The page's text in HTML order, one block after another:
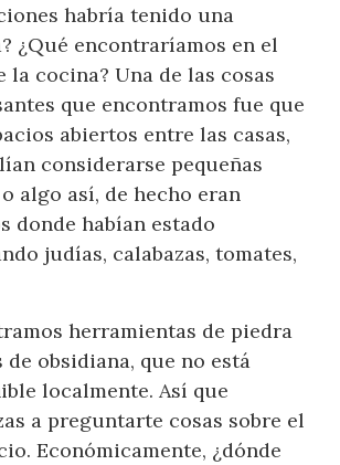
habría tenido una
¿Qué encontraríamos en el
la cocina? Una de las cosas
que encontramos fue que
abiertos entre las casas,
considerarse pequeñas
algo así, de hecho eran
donde habían estado
judías, calabazas, tomates,
herramientas de piedra
de obsidiana, que no está
localmente. Así que
a preguntarte cosas sobre el
Económicamente, ¿dónde